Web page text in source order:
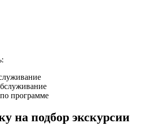
программе
на подбор экскурсии